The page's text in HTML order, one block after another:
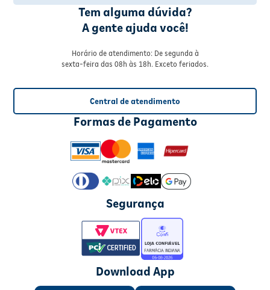
Tem alguma dúvida?
A gente ajuda você!
Horário de atendimento: De segunda à
sexta-feira das 08h às 18h. Exceto feriados.
Central de atendimento
Formas de Pagamento
Segurança
Download App